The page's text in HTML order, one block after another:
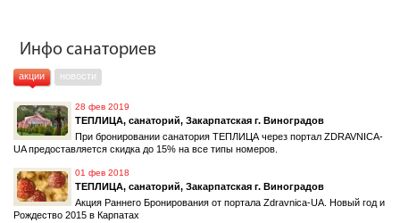
Инфо санаториев
акции новости
28 фев 2019
ТЕПЛИЦА, санаторий, Закарпатская г. Виноградов
При бронировании санатория ТЕПЛИЦА через портал ZDRAVNICA-
UA предоставляется скидка до 15% на все типы номеров.
01 фев 2018
ТЕПЛИЦА, санаторий, Закарпатская г. Виноградов
Акция Раннего Бронирования от портала Zdravnica-UA. Новый год и
Рождество 2015 в Карпатах